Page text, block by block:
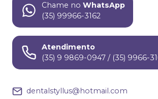
Chame no WhatsApp
(35) 99966-3162
Atendimento
(35) 9 9869-0947 / (35) 9966-
dentalstyllus@hotmail.com